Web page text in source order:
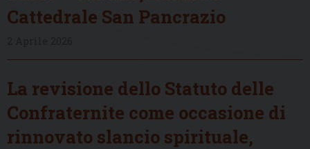
Cattedrale San Pancrazio
La revisione dello Statuto delle
Confraternite come occasione di
rinnovato slancio spirituale,